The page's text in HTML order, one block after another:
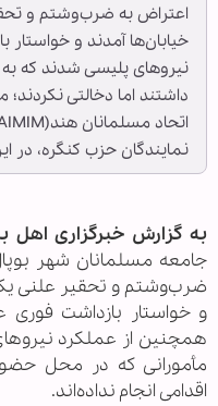
اعتراض به ضرب‌وشتم و
خیابان‌ها آمدند و خواستار
نیروهای پلیسی شدند که
داشتند اما دخالتی
نمایندگان حزب کنگره، در
به گزارش خبرگزاری اهل
جامعه مسلمانان شهر
ضرب‌وشتم و تحقیر علنی
و خواستار بازداشت فوری
همچنین از عملکرد
مأمورانی که در محل
اقدامی انجام نداده‌اند.